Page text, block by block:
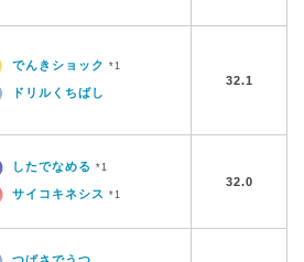
でんきショック *1
ドリルくちばし
32.1
したでなめる *1
サイコキネシス *1
32.0